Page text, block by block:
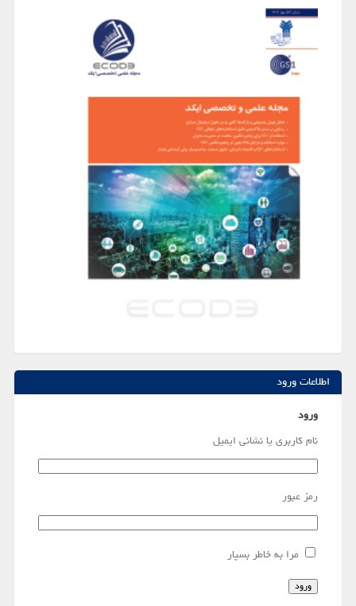
اطلاعات ورود
ورود
نام کاربری یا نشانی ایمیل
رمز عبور
مرا به خاطر بسپار
ورود